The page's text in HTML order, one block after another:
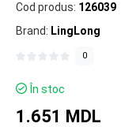
Cod produs: 126039
Brand: LingLong
0
În stoc
1.651 MDL